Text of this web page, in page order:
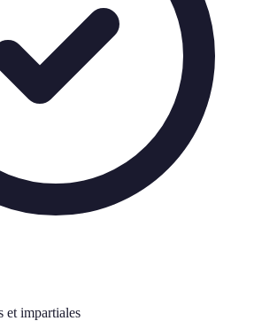
et impartiales